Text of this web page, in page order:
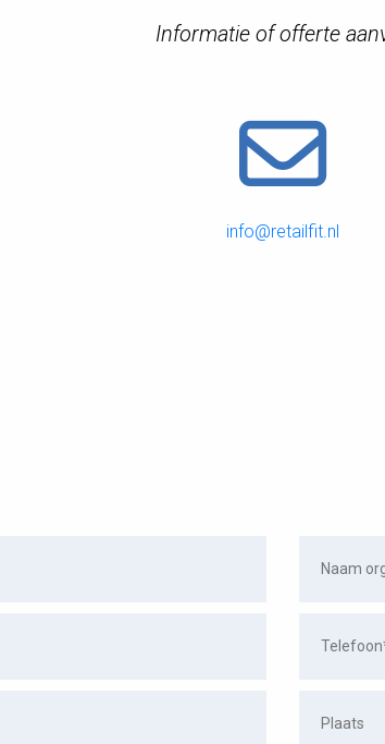
Informatie of offerte
info@retailfit.nl